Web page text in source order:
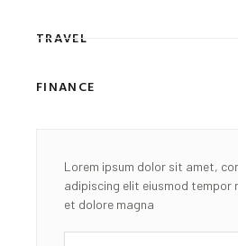
TRAVEL
FINANCE
Lorem ipsum dolor sit amet,
adipiscing elit eiusmod tempor
et dolore magna